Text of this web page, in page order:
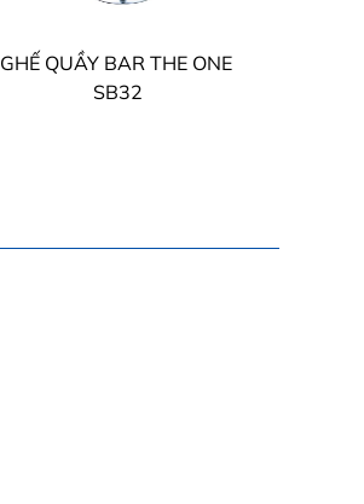
GHẾ QUẦY BAR THE ONE
SB32